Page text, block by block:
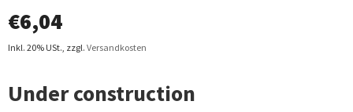
€6,04
Inkl. 20% USt. zzgl. Versandkosten